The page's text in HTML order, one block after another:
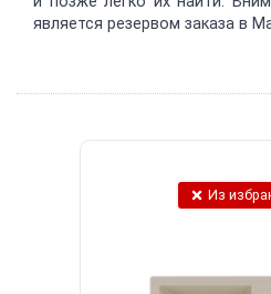
является резервом заказа в
Из